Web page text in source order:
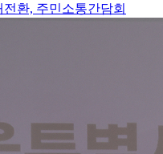
환, 주민소통간담회